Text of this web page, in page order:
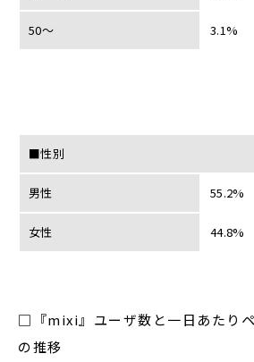
50～ 3.1%
■性別
男性 55.2%
女性 44.8%
□『mixi』ユーザ数と一日あたりペ
の推移